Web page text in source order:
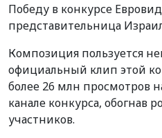
Победу в конкурсе
представительница
Композиция пользуется
официальный клип этой
более 26 млн просмотров
канале конкурса, обогнав
участников.